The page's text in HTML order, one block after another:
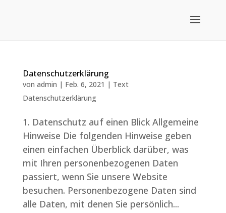
Datenschutzerklärung
von admin | Feb. 6, 2021 | Text
Datenschutzerklärung
1. Datenschutz auf einen Blick Allgemeine
Hinweise Die folgenden Hinweise geben
einen einfachen Überblick darüber, was
mit Ihren personenbezogenen Daten
passiert, wenn Sie unsere Website
besuchen. Personenbezogene Daten sind
alle Daten, mit denen Sie persönlich...